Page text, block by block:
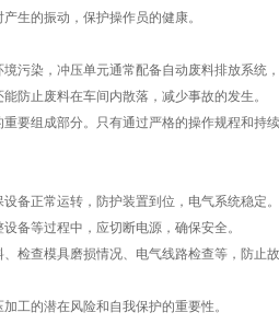
的振动，保护操作员的健康。
染，冲压单元通常配备自动废料排放系统，
止废料在车间内散落，减少事故的发生。
组成部分。只有通过严格的操作规程和持
正常运转，防护装置到位，电气系统稳定。
等过程中，应切断电源，确保安全。
查模具磨损情况、电气线路检查等，防止故
的潜在风险和自我保护的重要性。